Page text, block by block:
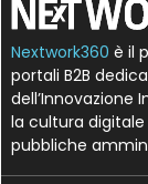
Nextwork360 è il
portali B2B
dell’Innovazione
la cultura
pubbliche